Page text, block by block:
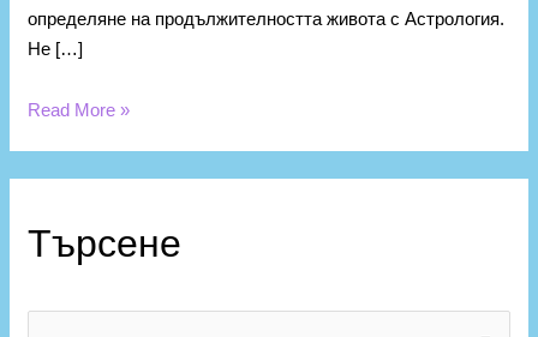
определяне на продължителността живота с Астрология.
Не […]
Read More »
Търсене
а